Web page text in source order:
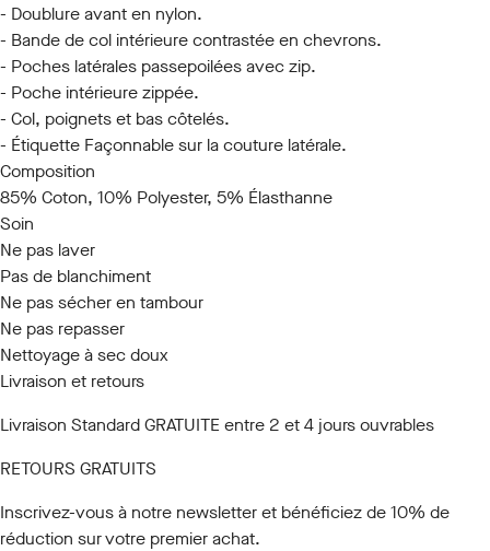
- Doublure avant en nylon.
- Bande de col intérieure contrastée en chevrons.
- Poches latérales passepoilées avec zip.
- Poche intérieure zippée.
- Col, poignets et bas côtelés.
- Étiquette Façonnable sur la couture latérale.
Composition
85% Coton, 10% Polyester, 5% Élasthanne
Soin
Ne pas laver
Pas de blanchiment
Ne pas sécher en tambour
Ne pas repasser
Nettoyage à sec doux
Livraison et retours
Livraison Standard GRATUITE entre 2 et 4 jours ouvrables
RETOURS GRATUITS
Inscrivez-vous à notre newsletteret bénéficiez de 10% de
réduction sur votre premier achat.